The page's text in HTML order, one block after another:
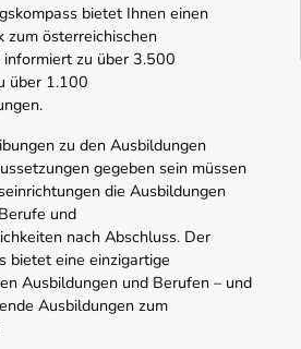
bietet Ihnen einen
zum österreichischen
zu über 3.500
über 1.100
zu den Ausbildungen
gegeben sein müssen
die Ausbildungen
und
nach Abschluss. Der
bietet eine einzigartige
Ausbildungen und Berufen – und
Ausbildungen zum